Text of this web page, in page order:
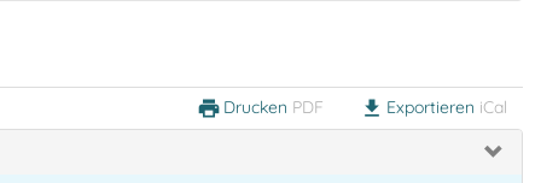
print Drucken PDF download Exportieren iCal